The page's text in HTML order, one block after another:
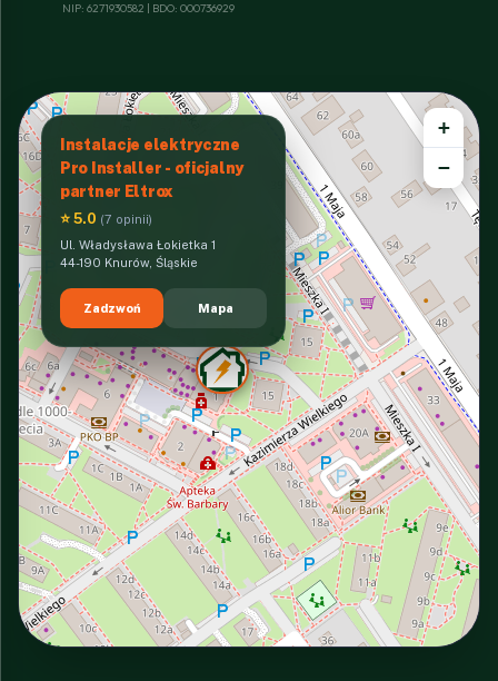
NIP: 6271930582 | BDO: 000736929
Instalacje elektryczne
Pro Installer - oficjalny
partner Eltrox
⭐ 5.0 (7 opinii)
Ul. Władysława Łokietka 1
44-190 Knurów, Śląskie
Zadzwoń Mapa
+
−
INTERACTIVE VIEW